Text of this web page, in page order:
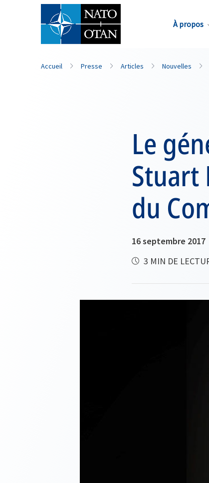
À propos
Nom de famille*
Accueil Presse Articles Nouvelles
Le
Stuart
du
16 septembre 2017
3 MIN DE